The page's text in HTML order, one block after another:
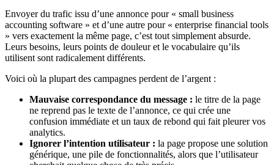
Envoyer du trafic issu d’une annonce pour « small business
accounting software » et d’une autre pour « enterprise financial tools
» vers exactement la même page, c’est tout simplement absurde.
Leurs besoins, leurs points de douleur et le vocabulaire qu’ils
utilisent sont radicalement différents.
Voici où la plupart des campagnes perdent de l’argent :
Mauvaise correspondance du message : le titre de la page
ne reprend pas le texte de l’annonce, ce qui crée une
confusion immédiate et un taux de rebond qui fait pleurer vos
analytics.
Ignorer l’intention utilisateur : la page propose une solution
générique, une pile de fonctionnalités, alors que l’utilisateur